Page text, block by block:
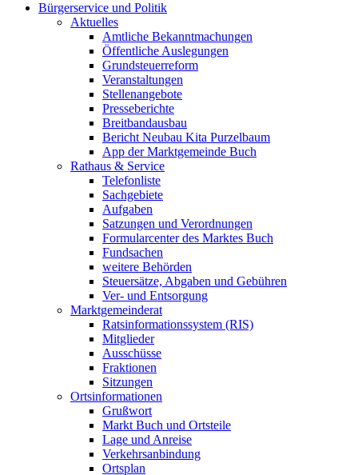
Bürgerservice und Politik
Aktuelles
Amtliche Bekanntmachungen
Öffentliche Auslegungen
Grundsteuerreform
Veranstaltungen
Stellenangebote
Presseberichte
Breitbandausbau
Bericht Neubau Kita Purzelbaum
App der Marktgemeinde Buch
Rathaus & Service
Telefonliste
Sachgebiete
Aufgaben
Satzungen und Verordnungen
Formularcenter des Marktes Buch
Fundsachen
weitere Behörden
Steuersätze, Abgaben und Gebühren
Ver- und Entsorgung
Marktgemeinderat
Ratsinformationssystem (RIS)
Mitglieder
Ausschüsse
Fraktionen
Sitzungen
Ortsinformationen
Grußwort
Markt Buch und Ortsteile
Lage und Anreise
Verkehrsanbindung
Ortsplan